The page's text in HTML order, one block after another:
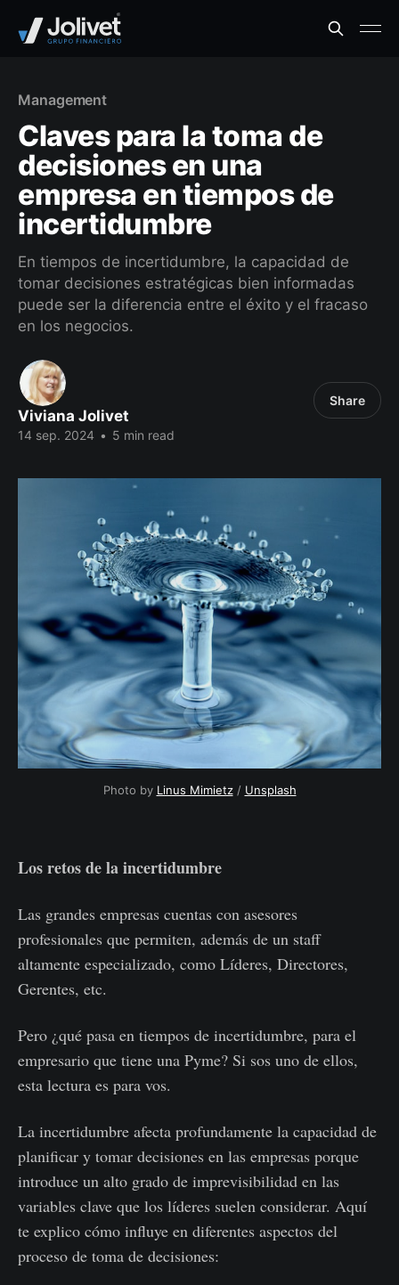
Management
Claves para la toma de
decisiones en una
empresa en tiempos de
incertidumbre
En tiempos de incertidumbre, la capacidad de
tomar decisiones estratégicas bien informadas
puede ser la diferencia entre el éxito y el fracaso
en los negocios.
Viviana Jolivet
14 sep. 2024 • 5 min read
Share
Photo by Linus Mimietz / Unsplash
Los retos de la incertidumbre
Las grandes empresas cuentas con asesores
profesionales que permiten, además de un staff
altamente especializado, como Líderes, Directores,
Gerentes, etc.
Pero ¿qué pasa en tiempos de incertidumbre, para el
empresario que tiene una Pyme? Si sos uno de ellos,
esta lectura es para vos.
La incertidumbre afecta profundamente la capacidad de
planificar y tomar decisiones en las empresas porque
introduce un alto grado de imprevisibilidad en las
variables clave que los líderes suelen considerar. Aquí
te explico cómo influye en diferentes aspectos del
proceso de toma de decisiones: